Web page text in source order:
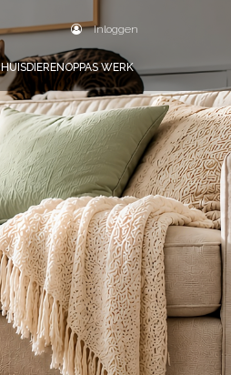
Inloggen
HUISDIERENOPPAS WERK